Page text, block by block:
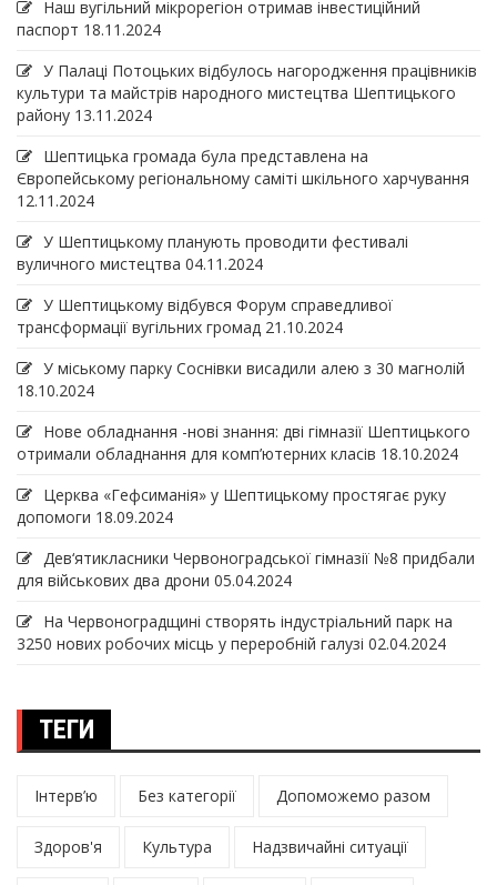
Наш вугільний мікрорегіон отримав інвеcтиційний
паспорт 18.11.2024
У Палаці Потоцьких відбулось нагородження працівників
культури та майстрів народного мистецтва Шептицького
району 13.11.2024
Шептицька громада була представлена на
Європейському регіональному саміті шкільного харчування
12.11.2024
У Шептицькому планують проводити фестивалі
вуличного мистецтва 04.11.2024
У Шептицькому відбувся Форум справедливої
трансформації вугільних громад 21.10.2024
У міському парку Соснівки висадили алею з 30 магнолій
18.10.2024
Нове обладнання -нові знання: дві гімназії Шептицького
отримали обладнання для комп’ютерних класів 18.10.2024
Церква «Гефсиманія» у Шептицькому простягає руку
допомоги 18.09.2024
Дев‘ятикласники Червоноградської гімназії №8 придбали
для військових два дрони 05.04.2024
На Червоноградщині створять індустріальний парк на
3250 нових робочих місць у переробній галузі 02.04.2024
ТЕГИ
Інтерв’ю Без категорії Допоможемо разом
Здоров'я Культура Надзвичайні ситуації